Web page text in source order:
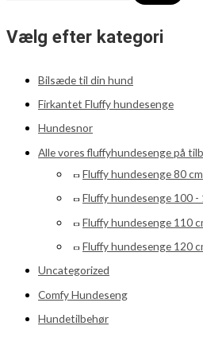
Vælg efter kategori
Bilsæde til din hund
Firkantet Fluffy hundesenge
Hundesnor
Alle vores fluffyhundesenge på
Fluffy hundesenge 80 cm
Fluffy hundesenge 100 -
Fluffy hundesenge 110
Fluffy hundesenge 120
Uncategorized
Comfy Hundeseng
Hundetilbehør